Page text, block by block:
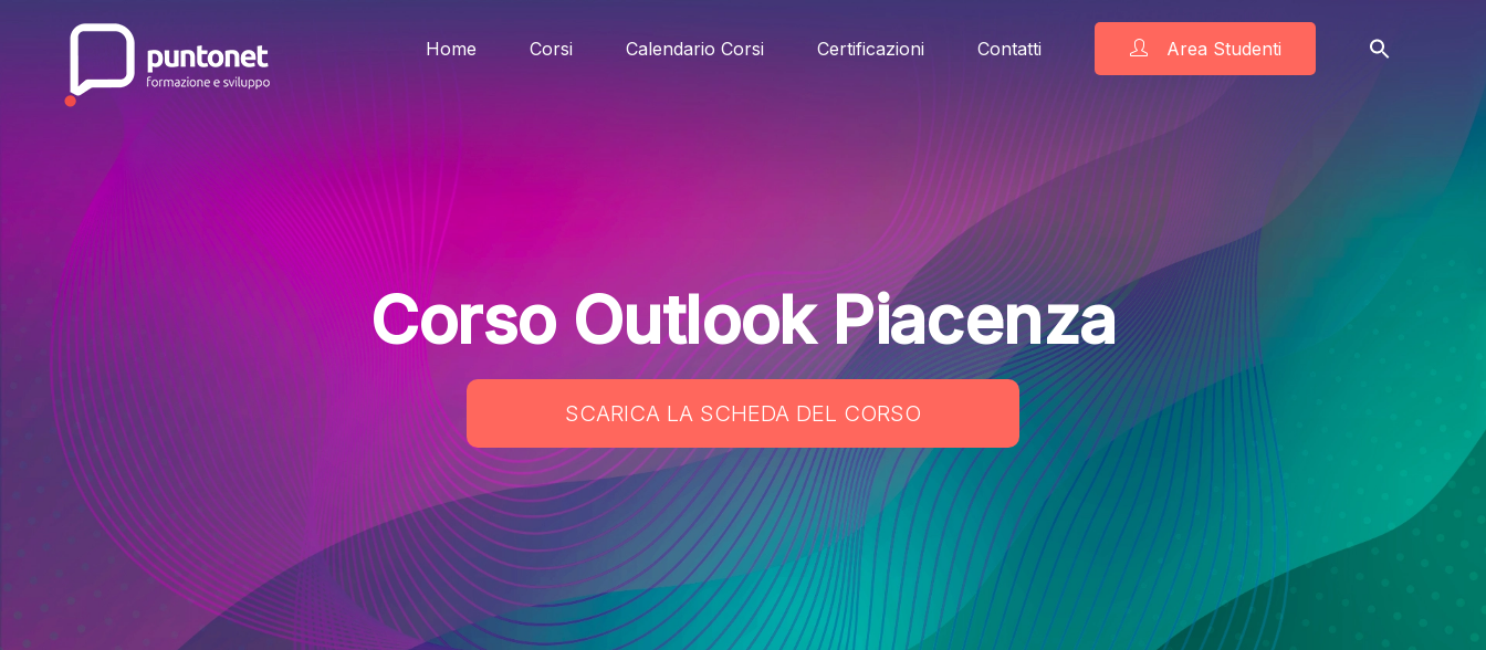
Home Corsi Calendario Corsi Certificazioni Contatti Area Studenti
Corso Outlook Piacenza
SCARICA LA SCHEDA DEL CORSO